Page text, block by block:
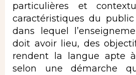
particulières et
caractéristiques du
dans lequel
doit avoir lieu, des
rendent la langue apte
selon une démarche